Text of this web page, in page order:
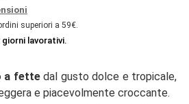
superiori a 59€.
giorni lavorativi.
a fettedal gusto dolce e tropicale,
e piacevolmente croccante.